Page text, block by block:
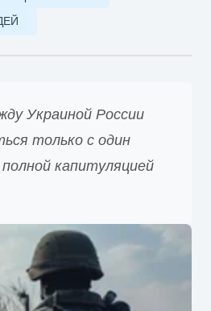
Украиной России
только с один
капитуляцией